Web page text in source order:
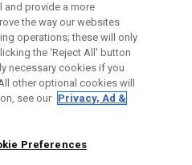
LÉGALES
and provide a more
the way our websites
operations; these will only
the ‘Reject All' button
necessary cookies if you
other optional cookies will
see our Privacy, Ad &
Preferences